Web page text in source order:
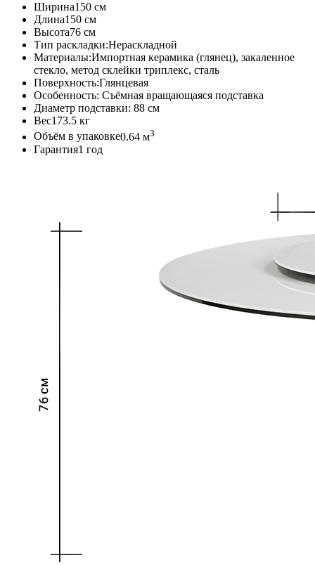
Ширина150 см
Длина150 см
Высота76 см
Тип раскладки:Нераскладной
Материалы:Импортная керамика (глянец), закаленное
стекло, метод склейки триплекс, сталь
Поверхность:Глянцевая
Особенность: Съёмная вращающаяся подставка
Диаметр подставки: 88 см
Вес173.5 кг
Объём в упаковке0.64 м3
Гарантия1 год